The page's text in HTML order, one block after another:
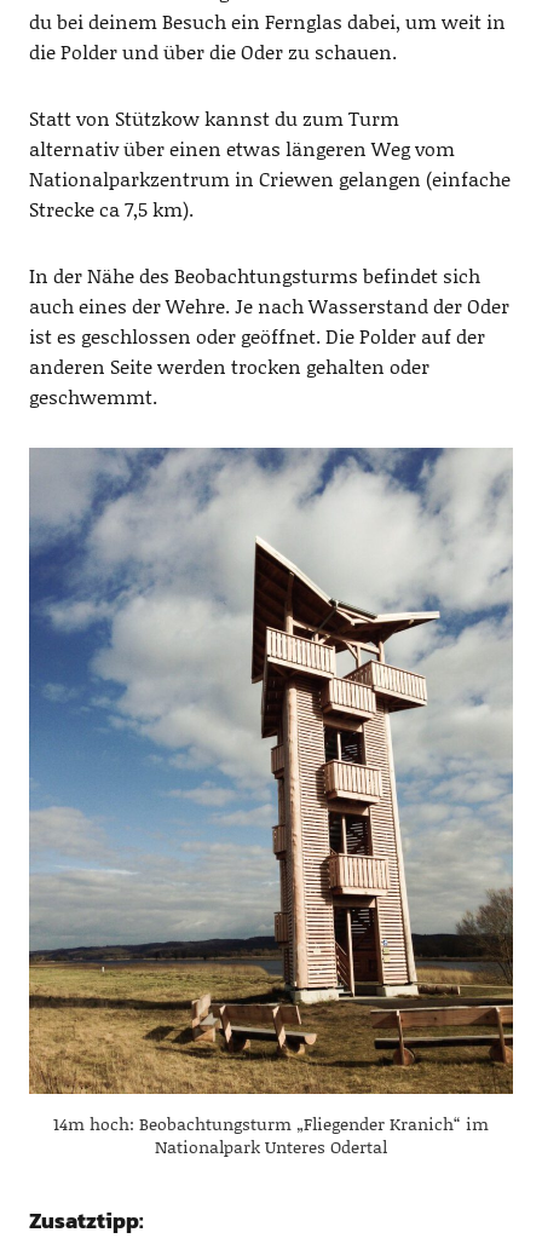
du bei deinem Besuch ein Fernglas dabei, um weit in
die Polder und über die Oder zu schauen.
Statt von Stützkow kannst du zum Turm
alternativ über einen etwas längeren Weg vom
Nationalparkzentrum in Criewen gelangen (einfache
Strecke ca 7,5 km).
In der Nähe des Beobachtungsturms befindet sich
auch eines der Wehre. Je nach Wasserstand der Oder
ist es geschlossen oder geöffnet. Die Polder auf der
anderen Seite werden trocken gehalten oder
geschwemmt.
14m hoch: Beobachtungsturm „Fliegender Kranich“ im
Nationalpark Unteres Odertal
Zusatztipp: